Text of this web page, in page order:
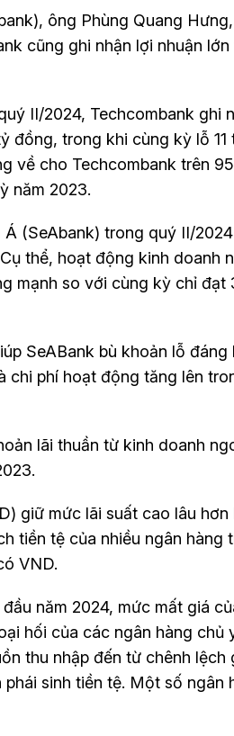
ông Phùng Quang
cũng ghi nhận lợi nhuận
II/2024, Techcombank ghi
đồng, trong khi cùng kỳ lỗ 11
về cho Techcombank trên
năm 2023.
(SeAbank) trong quý II/
thể, hoạt động kinh doanh
mạnh so với cùng kỳ chỉ đạt
SeABank bù khoản lỗ đáng
chi phí hoạt động tăng lên
lãi thuần từ kinh doanh
giữ mức lãi suất cao lâu
tiền tệ của nhiều ngân hàng
VND.
năm 2024, mức mất giá
hối của các ngân hàng chủ
thu nhập đến từ chênh lệch
sinh tiền tệ. Một số ngân